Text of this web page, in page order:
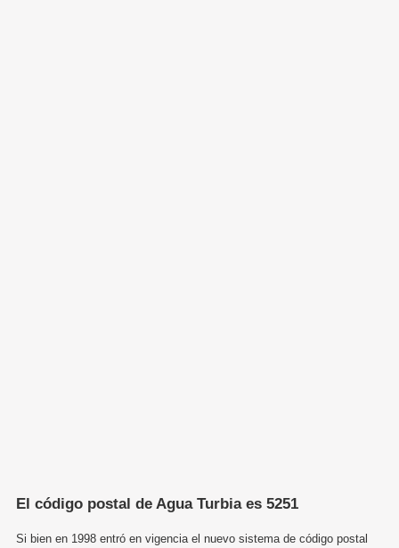
El código postal de Agua Turbia es 5251
Si bien en 1998 entró en vigencia el nuevo sistema de código postal